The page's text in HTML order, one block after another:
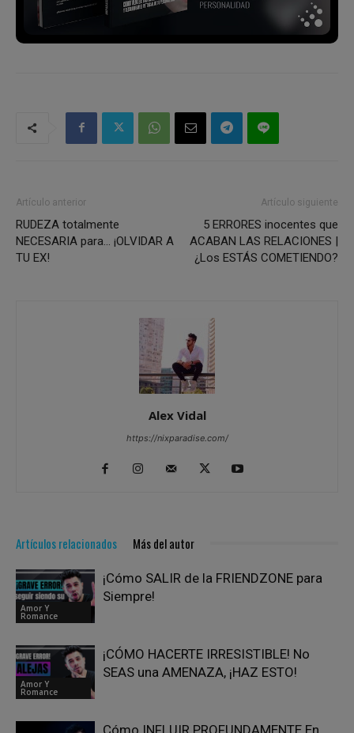
Artículo anterior
RUDEZA totalmente
NECESARIA para… ¡OLVIDAR A
TU EX!
Artículo siguiente
5 ERRORES inocentes que
ACABAN LAS RELACIONES |
¿Los ESTÁS COMETIENDO?
Alex Vidal
https://nixparadise.com/
Artículos relacionados Más del autor
Amor Y
Romance
¡Cómo SALIR de la FRIENDZONE para
Siempre!
Amor Y
Romance
¡CÓMO HACERTE IRRESISTIBLE! No
SEAS una AMENAZA, ¡HAZ ESTO!
Cómo INFLUIR PROFUNDAMENTE En